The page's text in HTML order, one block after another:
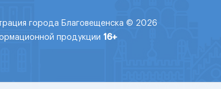
города Благовещенска © 2026
продукции 16+